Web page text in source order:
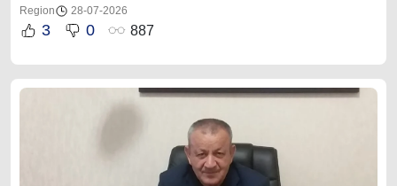
Region 28-07-2026
3 0 887